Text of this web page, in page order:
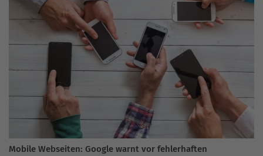
Mobile Webseiten: Google warnt vor fehlerhaften